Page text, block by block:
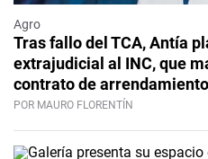
Agro
Tras fallo del TCA, Antía
extrajudicial al INC, que
contrato de arrendamiento
POR MAURO FLORENTÍN